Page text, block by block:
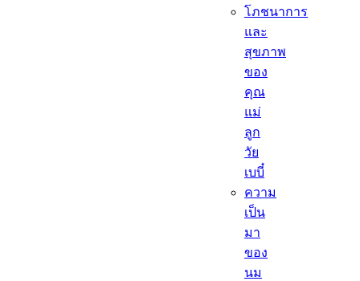
โภชนาการ
และ
สุขภาพ
ของ
คุณ
แม่
ลูก
วัย
เบบี๋
ความ
เป็น
มา
ของ
นม